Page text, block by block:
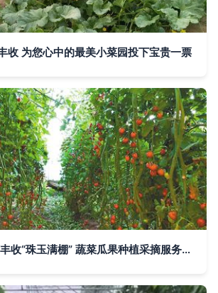
收 为您心中的最美小菜园投下宝贵一票
巴彦淖尔市 番茄丰收“珠玉满棚” 蔬菜瓜果种植采摘服务助农增收